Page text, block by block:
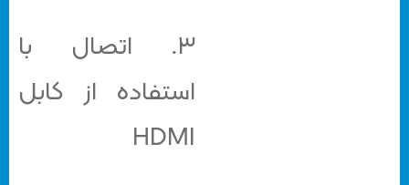
۳. اتصال با
استفاده از کابل
HDMI